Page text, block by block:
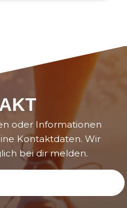
oder Informationen
Kontaktdaten. Wir
bei dir melden.